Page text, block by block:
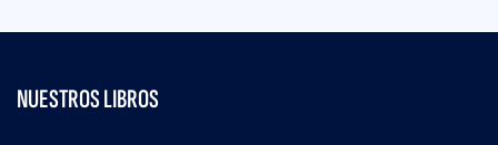
NUESTROS LIBROS